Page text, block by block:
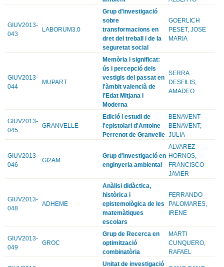
GIUV2013-
043
LABORUM3.0
Grup d'investigació
sobre
transformacions en
dret del treball i de la
seguretat social
GOERLICH
PESET, JOSE
MARIA
GIUV2013-
044
MUPART
Memòria i significat:
ús i percepció dels
vestigis del passat en
l'àmbit valencià de
l'Edat Mitjana i
Moderna
SERRA
DESFILIS,
AMADEO
GIUV2013-
045
GRANVELLE
Edició i estudi de
l'epistolari d'Antoine
Perrenot de Granvelle
BENAVENT
BENAVENT,
JULIA
GIUV2013-
046
GI2AM
Grup d'investigació en
enginyeria ambiental
ALVAREZ
HORNOS,
FRANCISCO
JAVIER
GIUV2013-
048
ADHEME
Anàlisi didàctica,
històrica i
epistemològica de les
matemàtiques
escolars
FERRANDO
PALOMARES,
IRENE
GIUV2013-
049
GROC
Grup de Recerca en
optimització
combinatòria
MARTI
CUNQUERO,
RAFAEL
Unitat de investigació